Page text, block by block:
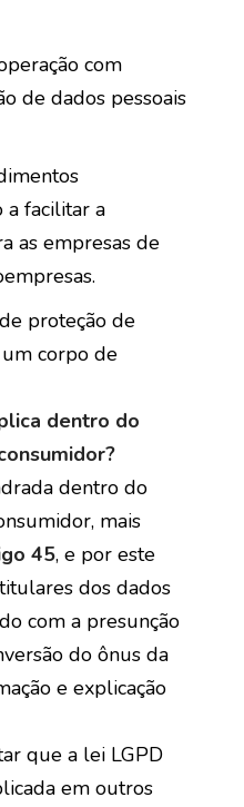
com
de dados pessoais
a facilitar a
as empresas de
proteção de
corpo de
dentro do
dentro do
mais
45, e por este
dos dados
com a presunção
do ônus da
e explicação
que a lei LGPD
em outros